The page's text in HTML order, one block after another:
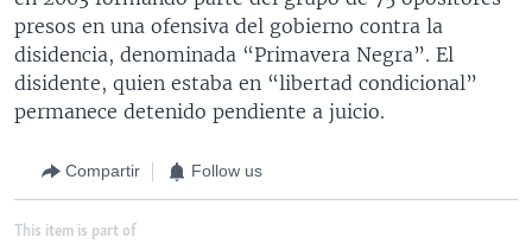
presos en una ofensiva del gobierno contra la
disidencia, denominada “Primavera Negra”. El
disidente, quien estaba en “libertad condicional”
permanece detenido pendiente a juicio.
Compartir Follow us
This item is part of